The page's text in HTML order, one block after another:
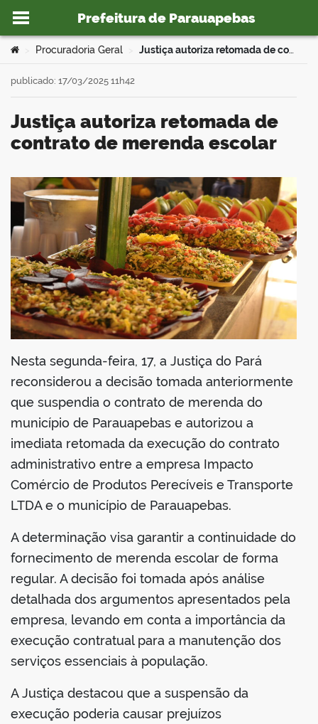
Ir para o conteúdo
Prefeitura de Parauapebas
portal
Você está aqui:
Procuradoria Geral Justiça autoriza retomada de contrato de merenda escolar
Justiça autoriza retomada de
contrato de merenda escolar
publicado: 17/03/2025 11h42
Nesta segunda-feira, 17, a Justiça do Pará
reconsiderou a decisão tomada anteriormente
que suspendia o contrato de merenda do
município de Parauapebas e autorizou a
imediata retomada da execução do contrato
administrativo entre a empresa Impacto
Comércio de Produtos Perecíveis e Transporte
LTDA e o município de Parauapebas.
A determinação visa garantir a continuidade do
fornecimento de merenda escolar de forma
regular. A decisão foi tomada após análise
detalhada dos argumentos apresentados pela
empresa, levando em conta a importância da
execução contratual para a manutenção dos
serviços essenciais à população.
A Justiça destacou que a suspensão da
execução poderia causar prejuízos